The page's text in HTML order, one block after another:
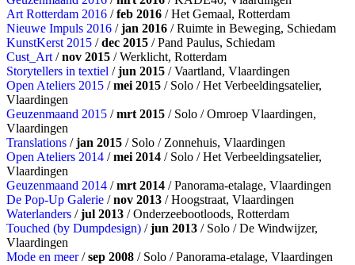
Art Rotterdam 2016 /feb 2016 / Het Gemaal, Rotterdam
Nieuwe Impuls 2016 /jan 2016 / Ruimte in Beweging, Schiedam
KunstKerst 2015 /dec 2015 / Pand Paulus, Schiedam
Cust_Art /nov 2015 / Werklicht, Rotterdam
Storytellers in textiel /jun 2015 / Vaartland, Vlaardingen
Open Ateliers 2015 /mei 2015 / Solo / Het Verbeeldingsatelier,
Vlaardingen
Geuzenmaand 2015 /mrt 2015 / Solo / Omroep Vlaardingen,
Vlaardingen
Translations /jan 2015 / Solo / Zonnehuis, Vlaardingen
Open Ateliers 2014 /mei 2014 / Solo / Het Verbeeldingsatelier,
Vlaardingen
Geuzenmaand 2014 /mrt 2014 / Panorama-etalage, Vlaardingen
De Pop-Up Galerie /nov 2013 / Hoogstraat, Vlaardingen
Waterlanders /jul 2013 / Onderzeebootloods, Rotterdam
Touched (by Dumpdesign) /jun 2013 / Solo / De Windwijzer,
Vlaardingen
Mode en meer/sep 2008 / Solo / Panorama-etalage, Vlaardingen